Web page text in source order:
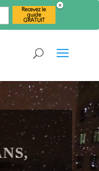
Recevez le
guide
GRATUIT